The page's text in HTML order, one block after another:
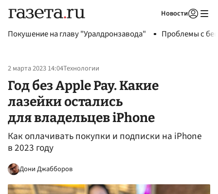
Новости
Покушение на главу "Уралдронзавода" Проблемы с
2 марта 2023 14:04Технологии
Год без Apple Pay. Какие
лазейки остались
для владельцев iPhone
Как оплачивать покупки и подписки на iPhone
в 2023 году
Дони Джабборов